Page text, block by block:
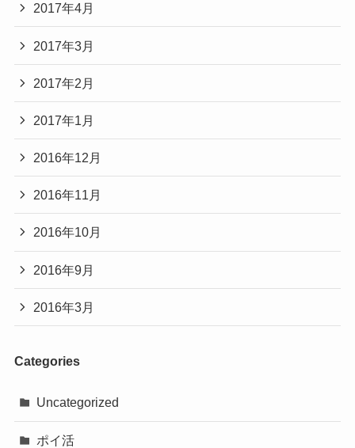
2017年4月
2017年3月
2017年2月
2017年1月
2016年12月
2016年11月
2016年10月
2016年9月
2016年3月
Categories
Uncategorized
ポイ活